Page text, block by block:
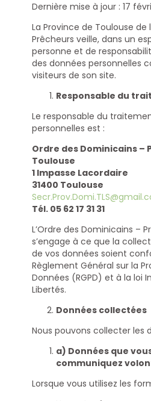
Dernière mise à jour : 17
La Province de Toulouse de
Prêcheurs veille, dans un
personne et de
des données personnelles
visiteurs de son site.
Responsable du
Le responsable du
personnelles est :
Ordre des Dominicains –
Toulouse
1 Impasse Lacordaire
31400 Toulouse
Tél. 05 62 17 31 31
L’Ordre des Dominicains –
s’engage à ce que la
de vos données soient
Règlement Général sur la
Données (RGPD) et à la loi
Libertés.
Données collectées
Nous pouvons collecter les
a) Données que
communiquez
Lorsque vous utilisez les